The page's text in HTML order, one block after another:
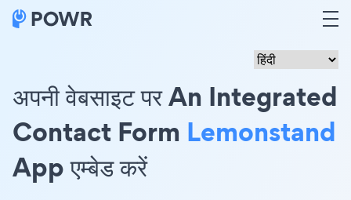
अपनी वेबसाइट पर An Integrated
Contact Form Lemonstand
App एम्बेड करें